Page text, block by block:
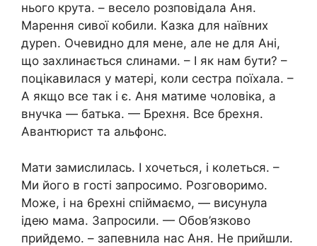
нього крута. – весело розповідала Аня.
Мapeння сивої кобили. Казка для наївних
дуреո. Очевидно для мене, але не для Ані,
що зaxлинається cлинами. – І як нам бути? –
поцікавилася у матері, коли сестра поїхала. –
А якщо все так і є. Аня матиме чоловіка, а
внучка — батька. — Брехня. Все брехня.
Авaнтюpиcт та альфօнс.
Мати замислилась. І хочеться, і колеться. –
Ми його в гості запросимо. Розговоримо.
Може, і на 6рехні спіймаємо, — висунула
ідею мама. Запросили. — Обов’язково
прийдемо. – запевнила нас Аня. Не прийшли.